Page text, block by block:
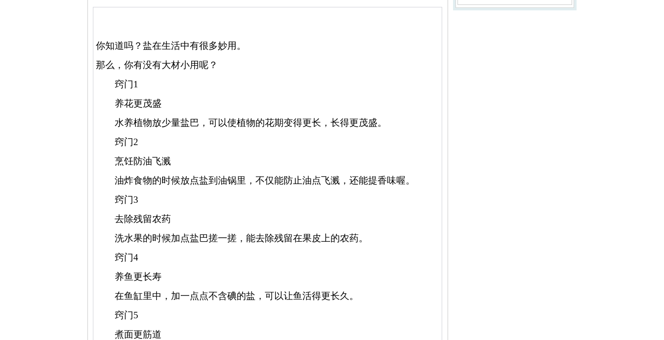
你知道吗？盐在生活中有很多妙用。
那么，你有没有大材小用呢？
窍门1
养花更茂盛
水养植物放少量盐巴，可以使植物的花期变得更长，长得更茂盛。
窍门2
烹饪防油飞溅
油炸食物的时候放点盐到油锅里，不仅能防止油点飞溅，还能提香味喔。
窍门3
去除残留农药
洗水果的时候加点盐巴搓一搓，能去除残留在果皮上的农药。
窍门4
养鱼更长寿
在鱼缸里中，加一点点不含碘的盐，可以让鱼活得更长久。
窍门5
煮面更筋道